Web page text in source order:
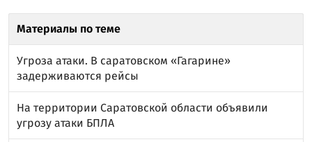
Материалы по теме
Угроза атаки. В саратовском «Гагарине»
задерживаются рейсы
На территории Саратовской области объявили
угрозу атаки БПЛА